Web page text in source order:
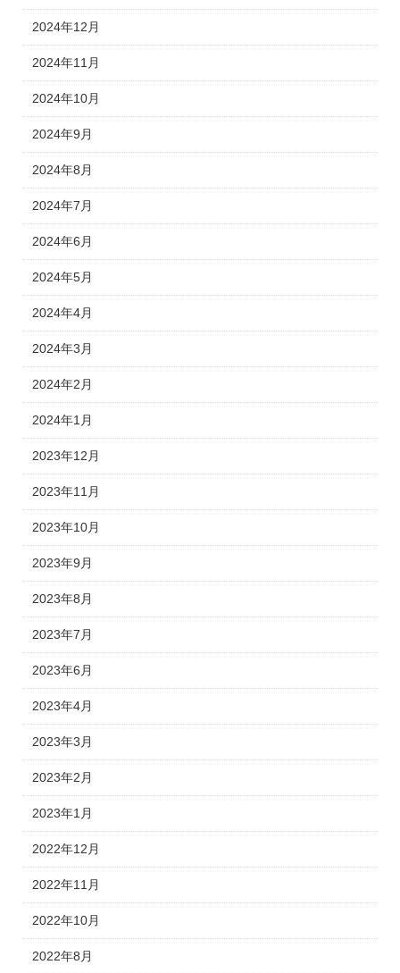
2024年12月
2024年11月
2024年10月
2024年9月
2024年8月
2024年7月
2024年6月
2024年5月
2024年4月
2024年3月
2024年2月
2024年1月
2023年12月
2023年11月
2023年10月
2023年9月
2023年8月
2023年7月
2023年6月
2023年4月
2023年3月
2023年2月
2023年1月
2022年12月
2022年11月
2022年10月
2022年8月